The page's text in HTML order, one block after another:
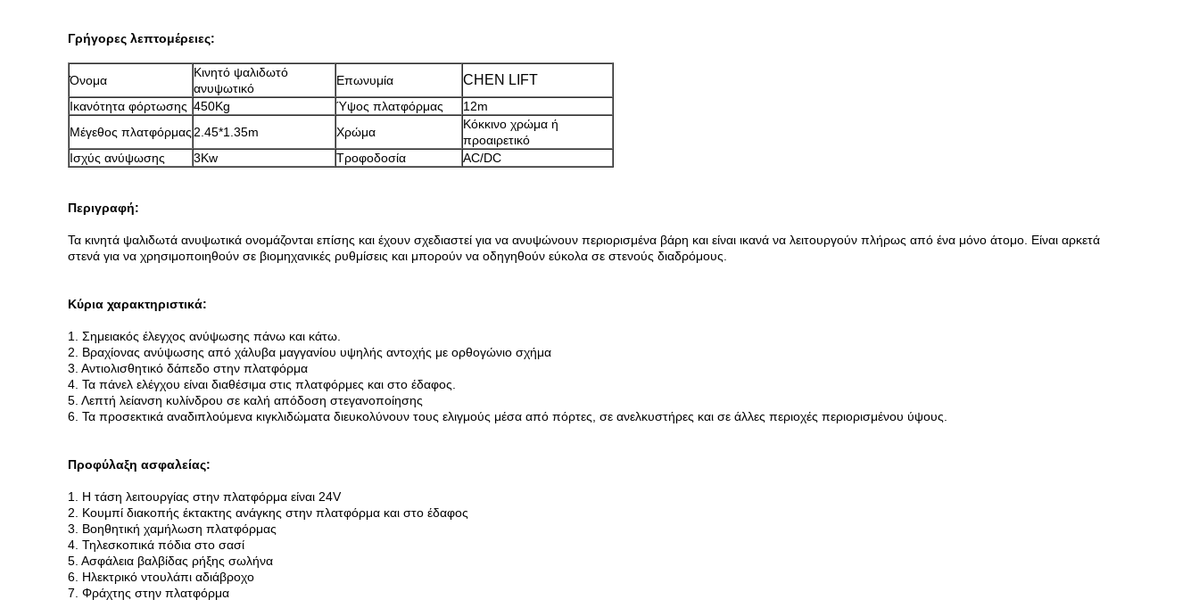
Γρήγορες λεπτομέρειες:
Όνομα
Κινητό ψαλιδωτό
ανυψωτικό
Επωνυμία CHEN LIFT
Ικανότητα φόρτωσης 450Kg Ύψος πλατφόρμας
12m
Μέγεθος πλατφόρμας 2.45*1.35m Χρώμα
Κόκκινο χρώμα ή
προαιρετικό
Ισχύς ανύψωσης
3Kw Τροφοδοσία AC/DC
Περιγραφή:
Τα κινητά ψαλιδωτά ανυψωτικά ονομάζονται επίσης και έχουν σχεδιαστεί για να ανυψώνουν περιορισμένα βάρη και είναι ικανά να λειτουργούν πλήρως από ένα μόνο άτομο. Είναι αρκετά
στενά για να χρησιμοποιηθούν σε βιομηχανικές ρυθμίσεις και μπορούν να οδηγηθούν εύκολα σε στενούς διαδρόμους.
Κύρια χαρακτηριστικά:
1. Σημειακός έλεγχος ανύψωσης πάνω και κάτω.
2. Βραχίονας ανύψωσης από χάλυβα μαγγανίου υψηλής αντοχής με ορθογώνιο σχήμα
3. Αντιολισθητικό δάπεδο στην πλατφόρμα
4. Τα πάνελ ελέγχου είναι διαθέσιμα στις πλατφόρμες και στο έδαφος.
5. Λεπτή λείανση κυλίνδρου σε καλή απόδοση στεγανοποίησης
6. Τα προσεκτικά αναδιπλούμενα κιγκλιδώματα διευκολύνουν τους ελιγμούς μέσα από πόρτες, σε ανελκυστήρες και σε άλλες περιοχές περιορισμένου ύψους.
Προφύλαξη ασφαλείας:
1. Η τάση λειτουργίας στην πλατφόρμα είναι 24V
2. Κουμπί διακοπής έκτακτης ανάγκης στην πλατφόρμα και στο έδαφος
3. Βοηθητική χαμήλωση πλατφόρμας
4. Τηλεσκοπικά πόδια στο σασί
5. Ασφάλεια βαλβίδας ρήξης σωλήνα
6. Ηλεκτρικό ντουλάπι αδιάβροχο
7. Φράχτης στην πλατφόρμα